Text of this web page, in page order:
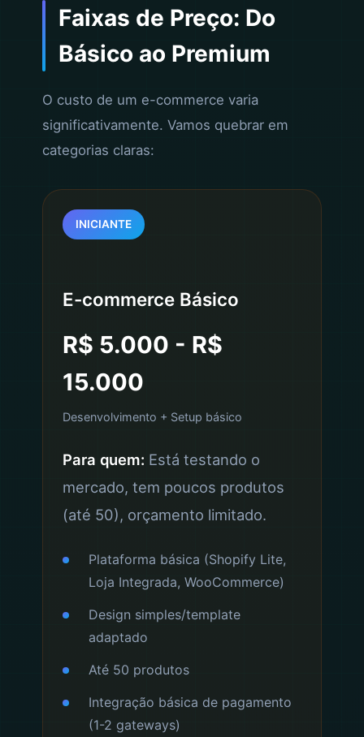
Faixas de Preço: Do
Básico ao Premium
O custo de um e-commerce varia
significativamente. Vamos quebrar em
categorias claras:
INICIANTE
E-commerce Básico
R$ 5.000 - R$
15.000
Desenvolvimento + Setup básico
Para quem: Está testando o
mercado, tem poucos produtos
(até 50), orçamento limitado.
Plataforma básica (Shopify Lite,
Loja Integrada, WooCommerce)
Design simples/template
adaptado
Até 50 produtos
Integração básica de pagamento
(1-2 gateways)